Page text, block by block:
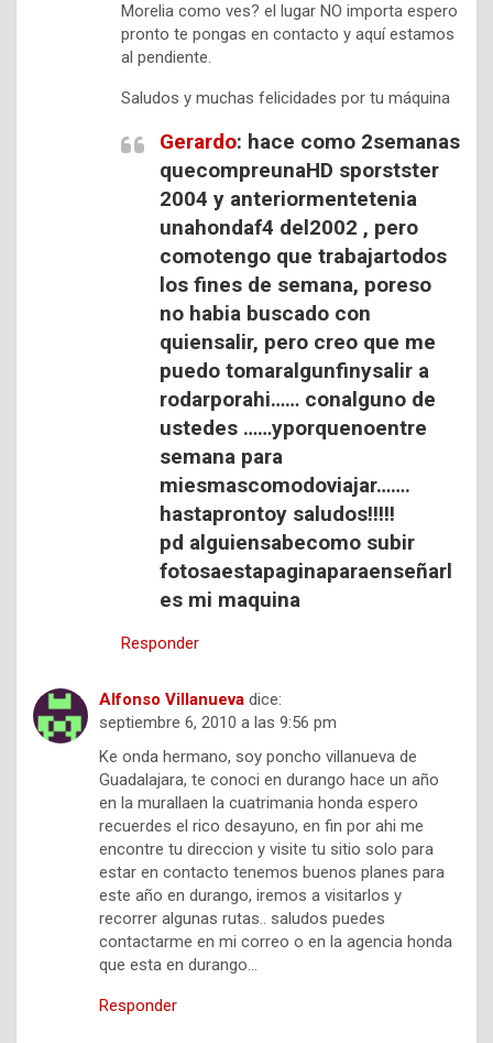
Morelia como ves? el lugar NO importa espero
pronto te pongas en contacto y aquí estamos
al pendiente.
Saludos y muchas felicidades por tu máquina
Gerardo: hace como 2semanas
quecompreunaHD sporstster
2004 y anteriormentetenia
unahondaf4 del2002 , pero
comotengo que trabajartodos
los fines de semana, poreso
no habia buscado con
quiensalir, pero creo que me
puedo tomaralgunfinysalir a
rodarporahi…… conalguno de
ustedes ……yporquenoentre
semana para
miesmascomodoviajar…….
hastaprontoy saludos!!!!!
pd alguiensabecomo subir
fotosaestapaginaparaenseñarl
es mi maquina
Responder
Alfonso Villanueva dice:
septiembre 6, 2010 a las 9:56 pm
Ke onda hermano, soy poncho villanueva de
Guadalajara, te conoci en durango hace un año
en la murallaen la cuatrimania honda espero
recuerdes el rico desayuno, en fin por ahi me
encontre tu direccion y visite tu sitio solo para
estar en contacto tenemos buenos planes para
este año en durango, iremos a visitarlos y
recorrer algunas rutas.. saludos puedes
contactarme en mi correo o en la agencia honda
que esta en durango…
Responder